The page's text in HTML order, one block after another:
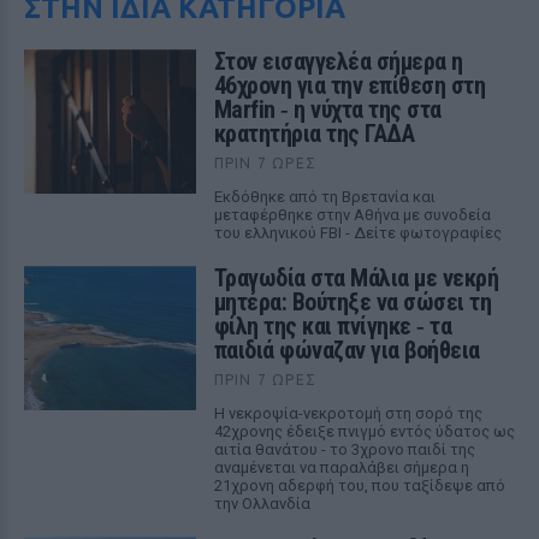
ΣΤΗΝ ΙΔΙΑ ΚΑΤΗΓΟΡΙΑ
Στον εισαγγελέα σήμερα η
46χρονη για την επίθεση στη
Marfin ‑ η νύχτα της στα
κρατητήρια της ΓΑΔΑ
ΠΡΙΝ 7 ΏΡΕΣ
Εκδόθηκε από τη Βρετανία και
μεταφέρθηκε στην Αθήνα με συνοδεία
του ελληνικού FBI - Δείτε φωτογραφίες
Τραγωδία στα Μάλια με νεκρή
μητέρα: Βούτηξε να σώσει τη
φίλη της και πνίγηκε ‑ τα
παιδιά φώναζαν για βοήθεια
ΠΡΙΝ 7 ΏΡΕΣ
Η νεκροψία-νεκροτομή στη σορό της
42χρονης έδειξε πνιγμό εντός ύδατος ως
αιτία θανάτου - το 3χρονο παιδί της
αναμένεται να παραλάβει σήμερα η
21χρονη αδερφή του, που ταξίδεψε από
την Ολλανδία